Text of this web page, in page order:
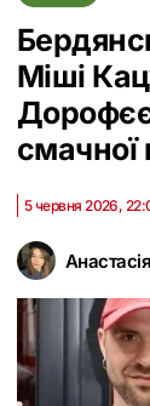
Міші
5 червня 2026,